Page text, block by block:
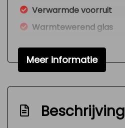
Verwarmde voorruit
Warmtewerend glas
Overige
Anti blokkeer systeem
Anti doorslip regeling
Bestuurdersairbag
Meer informatie
Beschrijving